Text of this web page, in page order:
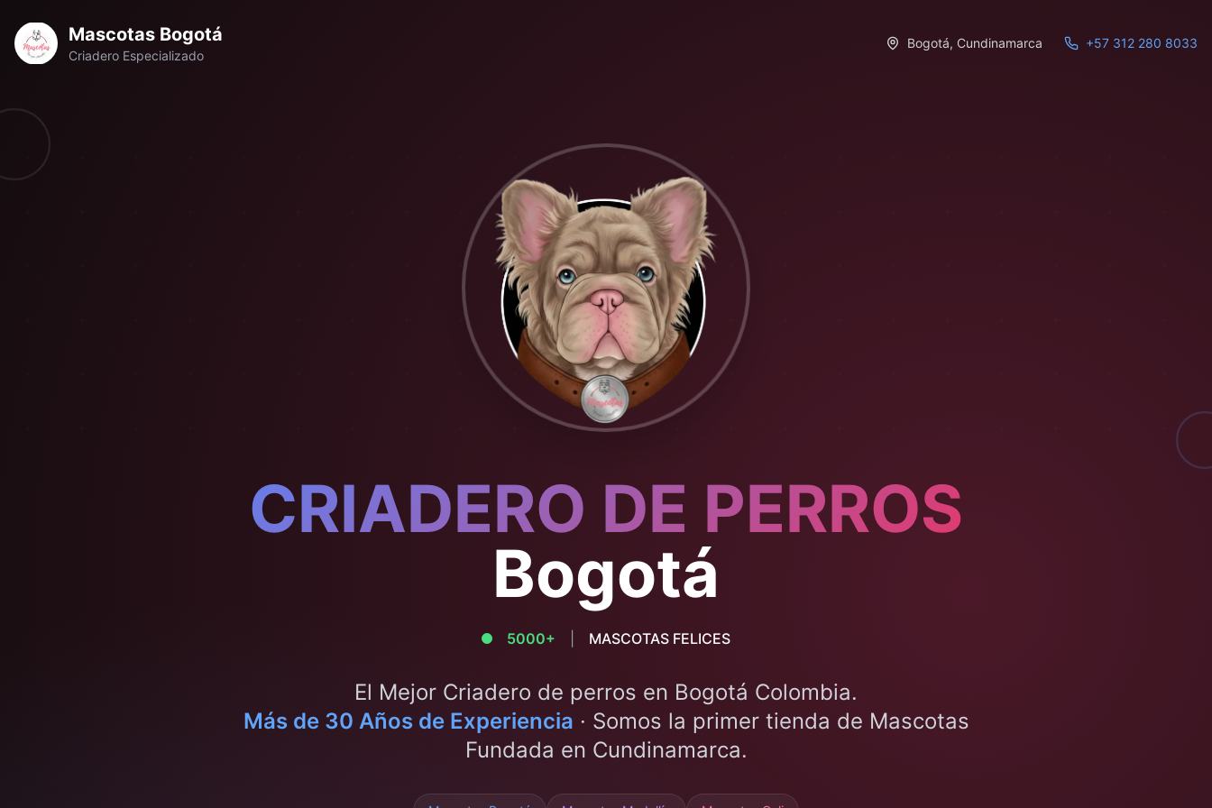
Mascotas Bogotá
Criadero Especializado
Bogotá, Cundinamarca +57 312 280 8033
CRIADERO DE PERROS
Bogotá
5000+ MASCOTAS FELICES
El Mejor Criadero de perros en Bogotá Colombia.
Más de 30 Años de Experiencia · Somos la primer tienda de Mascotas
Fundada en Cundinamarca.